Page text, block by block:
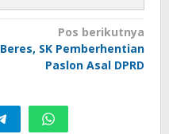
Pos berikutnya
Beres, SK Pemberhentian
Paslon Asal DPRD